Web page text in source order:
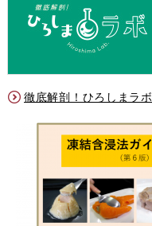
徹底解剖！ひろしまラボ